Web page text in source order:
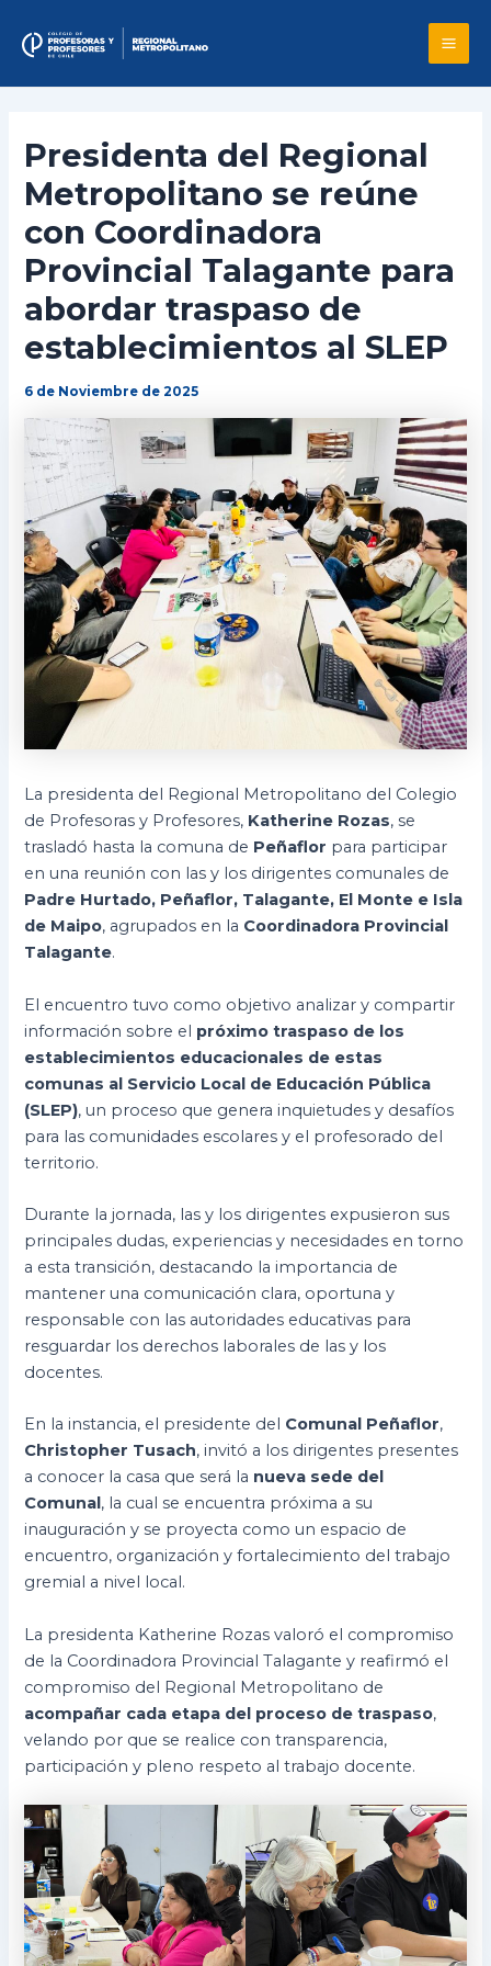
content
Presidenta del Regional
Metropolitano se reúne
con Coordinadora
Provincial Talagante para
abordar traspaso de
establecimientos al SLEP
6 de Noviembre de 2025
La presidenta del Regional Metropolitano del Colegio
de Profesoras y Profesores, Katherine Rozas, se
trasladó hasta la comuna de Peñaflor para participar
en una reunión con las y los dirigentes comunales de
Padre Hurtado, Peñaflor, Talagante, El Monte e Isla
de Maipo, agrupados en la Coordinadora Provincial
Talagante.
El encuentro tuvo como objetivo analizar y compartir
información sobre el próximo traspaso de los
establecimientos educacionales de estas
comunas al Servicio Local de Educación Pública
(SLEP), un proceso que genera inquietudes y desafíos
para las comunidades escolares y el profesorado del
territorio.
Durante la jornada, las y los dirigentes expusieron sus
principales dudas, experiencias y necesidades en torno
a esta transición, destacando la importancia de
mantener una comunicación clara, oportuna y
responsable con las autoridades educativas para
resguardar los derechos laborales de las y los
docentes.
En la instancia, el presidente del Comunal Peñaflor,
Christopher Tusach, invitó a los dirigentes presentes
a conocer la casa que será la nueva sede del
Comunal, la cual se encuentra próxima a su
inauguración y se proyecta como un espacio de
encuentro, organización y fortalecimiento del trabajo
gremial a nivel local.
La presidenta Katherine Rozas valoró el compromiso
de la Coordinadora Provincial Talagante y reafirmó el
compromiso del Regional Metropolitano de
acompañar cada etapa del proceso de traspaso,
velando por que se realice con transparencia,
participación y pleno respeto al trabajo docente.